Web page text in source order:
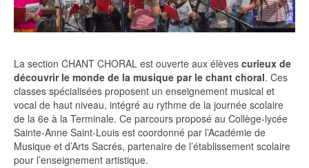
La section CHANT CHORAL est ouverte aux élèves curieux de
découvrir le monde de la musique par le chant choral. Ces
classes spécialisées proposent un enseignement musical et
vocal de haut niveau, intégré au rythme de la journée scolaire
de la 6e à la Terminale. Ce parcours proposé au Collège-lycée
Sainte-Anne Saint-Louis est coordonné par l’Académie de
Musique et d’Arts Sacrés, partenaire de l’établissement scolaire
pour l’enseignement artistique.